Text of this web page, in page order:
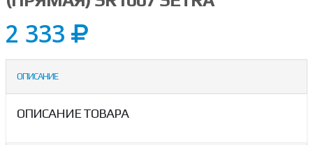
2 333
ОПИСАНИЕ
ОПИСАНИЕ ТОВАРА